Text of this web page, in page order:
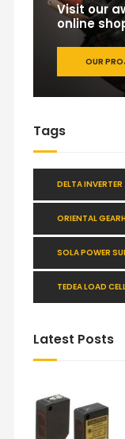
Visit our
online
OUR
Tags
DELTA INVERTER
ORIENTAL
SOLA POWER
TEDEA LOAD
Latest Posts